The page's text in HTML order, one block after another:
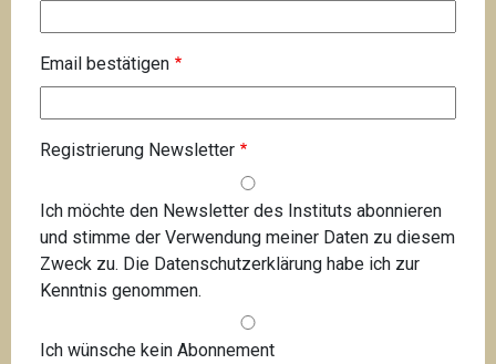
-
m
a
i
Email bestätigen
Registrierung Newsletter
Ich möchte den Newsletter des Instituts abonnieren
und stimme der Verwendung meiner Daten zu diesem
Zweck zu. Die Datenschutzerklärung habe ich zur
Kenntnis genommen.
Ich wünsche kein Abonnement